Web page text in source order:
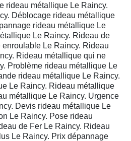
rideau métallique Le Raincy.
Déblocage rideau métallique
rideau métallique Le
Le Raincy. Rideau de
Le Raincy. Rideau
Rideau métallique qui ne
Problème rideau métallique Le
rideau métallique Le Raincy.
Le Raincy. Rideau métallique
métallique Le Raincy. Urgence
Devis rideau métallique Le
Le Raincy. Pose rideau
de Fer Le Raincy. Rideau
Le Raincy. Prix dépannage